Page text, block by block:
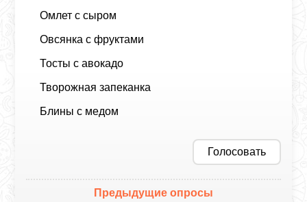
Омлет с сыром
Овсянка с фруктами
Тосты с авокадо
Творожная запеканка
Блины с медом
Голосовать
Предыдущие опросы